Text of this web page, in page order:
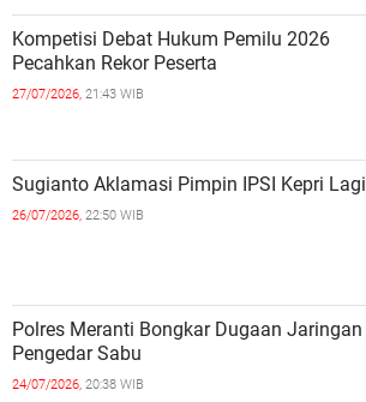
Kompetisi Debat Hukum Pemilu 2026
Pecahkan Rekor Peserta
27/07/2026, 21:43 WIB
Sugianto Aklamasi Pimpin IPSI Kepri Lagi
26/07/2026, 22:50 WIB
Polres Meranti Bongkar Dugaan Jaringan
Pengedar Sabu
24/07/2026, 20:38 WIB